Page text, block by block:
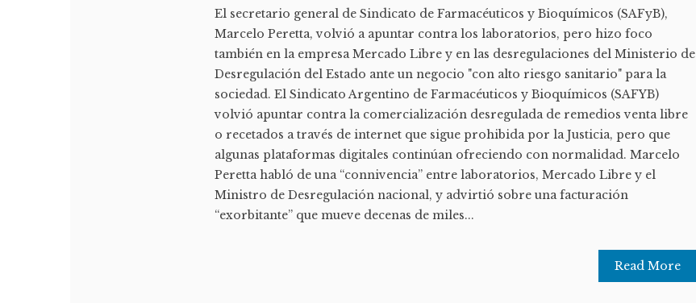
El secretario general de Sindicato de Farmacéuticos y Bioquímicos (SAFyB),
Marcelo Peretta, volvió a apuntar contra los laboratorios, pero hizo foco
también en la empresa Mercado Libre y en las desregulaciones del Ministerio de
Desregulación del Estado ante un negocio "con alto riesgo sanitario" para la
sociedad. El Sindicato Argentino de Farmacéuticos y Bioquímicos (SAFYB)
volvió apuntar contra la comercialización desregulada de remedios venta libre
o recetados a través de internet que sigue prohibida por la Justicia, pero que
algunas plataformas digitales continúan ofreciendo con normalidad. Marcelo
Peretta habló de una “connivencia” entre laboratorios, Mercado Libre y el
Ministro de Desregulación nacional, y advirtió sobre una facturación
“exorbitante” que mueve decenas de miles...
Read More